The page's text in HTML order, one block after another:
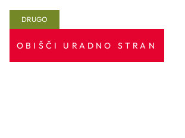
DRUGO
OBIŠČI URADNO STRAN